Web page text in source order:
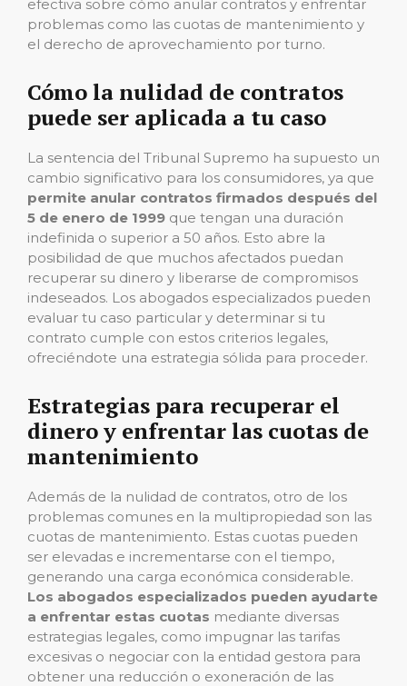
efectiva sobre cómo anular contratos y enfrentar
problemas como las cuotas de mantenimiento y
el derecho de aprovechamiento por turno.
Cómo la nulidad de contratos
puede ser aplicada a tu caso
La sentencia del Tribunal Supremo ha supuesto un
cambio significativo para los consumidores, ya que
permite anular contratos firmados después del
5 de enero de 1999 que tengan una duración
indefinida o superior a 50 años. Esto abre la
posibilidad de que muchos afectados puedan
recuperar su dinero y liberarse de compromisos
indeseados. Los abogados especializados pueden
evaluar tu caso particular y determinar si tu
contrato cumple con estos criterios legales,
ofreciéndote una estrategia sólida para proceder.
Estrategias para recuperar el
dinero y enfrentar las cuotas de
mantenimiento
Además de la nulidad de contratos, otro de los
problemas comunes en la multipropiedad son las
cuotas de mantenimiento. Estas cuotas pueden
ser elevadas e incrementarse con el tiempo,
generando una carga económica considerable.
Los abogados especializados pueden ayudarte
a enfrentar estas cuotas mediante diversas
estrategias legales, como impugnar las tarifas
excesivas o negociar con la entidad gestora para
obtener una reducción o exoneración de las